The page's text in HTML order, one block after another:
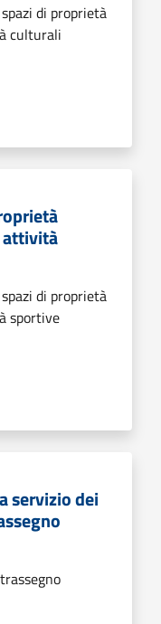
di proprietà
culturali
attività
di proprietà
sportive
servizio dei